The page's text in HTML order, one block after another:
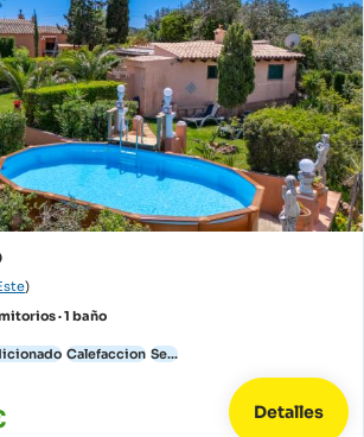
)
· 1 baño
Calefaccion Se...
Detalles